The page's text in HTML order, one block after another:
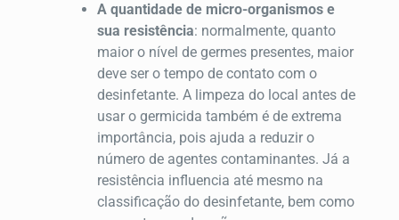
A quantidade de micro-organismos e
sua resistência: normalmente, quanto
maior o nível de germes presentes, maior
deve ser o tempo de contato com o
desinfetante. A limpeza do local antes de
usar o germicida também é de extrema
importância, pois ajuda a reduzir o
número de agentes contaminantes. Já a
resistência influencia até mesmo na
classificação do desinfetante, bem como